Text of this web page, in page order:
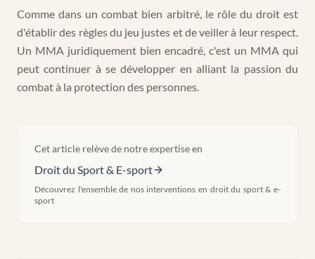
Comme dans un combat bien arbitré, le rôle du droit est
d'établir des règles du jeu justes et de veiller à leur respect.
Un MMA juridiquement bien encadré, c'est un MMA qui
peut continuer à se développer en alliant la passion du
combat à la protection des personnes.
Cet article relève de notre expertise en
Droit du Sport & E-sport
Découvrez l'ensemble de nos interventions en droit du sport & e-
sport